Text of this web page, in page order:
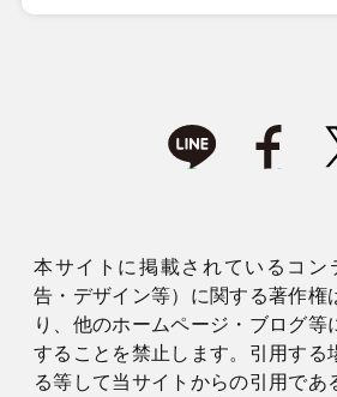
本サイトに掲載されているコン
告・デザイン等）に関する著作権
り、他のホームページ・ブログ等
することを禁止します。引用する
る等して当サイトからの引用であ